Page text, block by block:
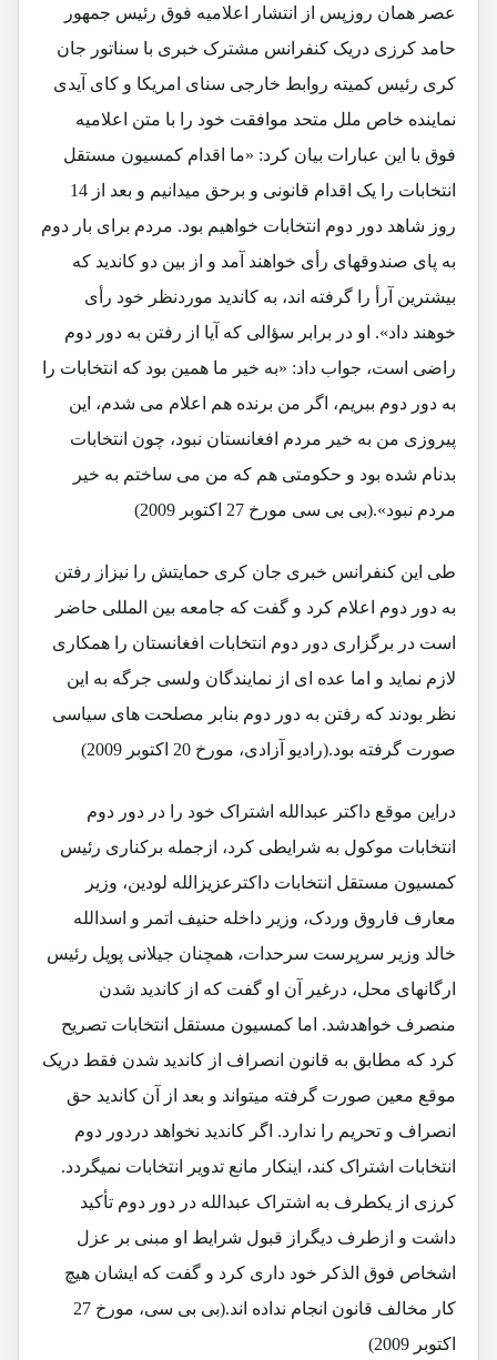
عصر همان روزپس از انتشار اعلامیه فوق رئیس جمهور
حامد کرزی دریک کنفرانس مشترک خبری با سناتور جان
کری رئیس کمیته روابط خارجی سنای امریکا و کای آیدی
نماینده خاص ملل متحد موافقت خود را با متن اعلامیه
فوق با این عبارات بیان کرد: «ما اقدام کمسیون مستقل
انتخابات را یک اقدام قانونی و برحق میدانیم و بعد از 14
روز شاهد دور دوم انتخابات خواهیم بود. مردم برای بار دوم
به پای صندوقهای رأی خواهند آمد و از بین دو کاندید که
بیشترین آرأ را گرفته اند، به کاندید موردنظر خود رأی
خوهند داد». او در برابر سؤالی که آیا از رفتن به دور دوم
راضی است، جواب داد: «به خیر ما همین بود که انتخابات را
به دور دوم ببریم، اگر من برنده هم اعلام می شدم، این
پیروزی من به خیر مردم افغانستان نبود، چون انتخابات
بدنام شده بود و حکومتی هم که من می ساختم به خیر
مردم نبود».(بی بی سی مورخ 27 اکتوبر 2009)
طی این کنفرانس خبری جان کری حمایتش را نیزاز رفتن
به دور دوم اعلام کرد و گفت که جامعه بین المللی حاضر
است در برگزاری دور دوم انتخابات افغانستان را همکاری
لازم نماید و اما عده ای از نمایندگان ولسی جرگه به این
نظر بودند که رفتن به دور دوم بنابر مصلحت های سیاسی
صورت گرفته بود.(رادیو آزادی، مورخ 20 اکتوبر 2009)
دراین موقع داکتر عبدالله اشتراک خود را در دور دوم
انتخابات موکول به شرایطی کرد، ازجمله برکناری رئیس
کمسیون مستقل انتخابات داکترعزیزالله لودین، وزیر
معارف فاروق وردک، وزیر داخله حنیف اتمر و اسدالله
خالد وزیر سرپرست سرحدات، همچنان جیلانی پوپل رئیس
ارگانهای محل، درغیر آن او گفت که از کاندید شدن
منصرف خواهدشد. اما کمسیون مستقل انتخابات تصریح
کرد که مطابق به قانون انصراف از کاندید شدن فقط دریک
موقع معین صورت گرفته میتواند و بعد از آن کاندید حق
انصراف و تحریم را ندارد. اگر کاندید نخواهد دردور دوم
انتخابات اشتراک کند، اینکار مانع تدویر انتخابات نمیگردد.
کرزی از یکطرف به اشتراک عبدالله در دور دوم تأکید
داشت و ازطرف دیگراز قبول شرایط او مبنی بر عزل
اشخاص فوق الذکر خود داری کرد و گفت که ایشان هیچ
کار مخالف قانون انجام نداده اند.(بی بی سی، مورخ 27
اکتوبر 2009)